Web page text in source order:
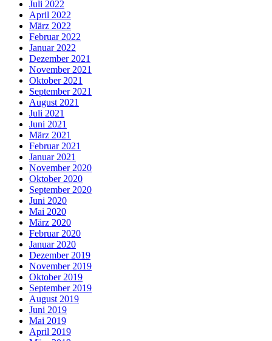
Juli 2022
April 2022
März 2022
Februar 2022
Januar 2022
Dezember 2021
November 2021
Oktober 2021
September 2021
August 2021
Juli 2021
Juni 2021
März 2021
Februar 2021
Januar 2021
November 2020
Oktober 2020
September 2020
Juni 2020
Mai 2020
März 2020
Februar 2020
Januar 2020
Dezember 2019
November 2019
Oktober 2019
September 2019
August 2019
Juni 2019
Mai 2019
April 2019